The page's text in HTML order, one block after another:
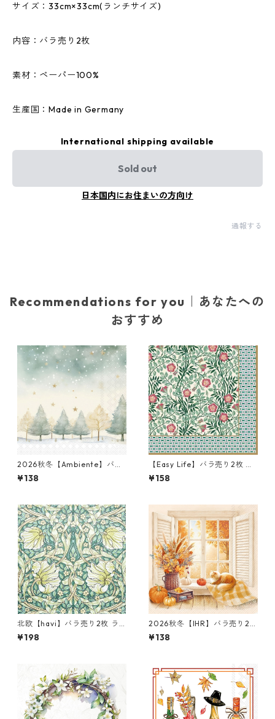
サイズ：33cm×33cm(ランチサイズ)
内容：バラ売り2枚
素材：ペーパー100%
生産国：Made in Germany
International shipping available
Sold out
日本国内にお住まいの方向け
通報する
Recommendations for you｜あなたへの
おすすめ
2026秋冬【Ambiente】バラ
売り2枚 ランチサイズ ペーパ
ーナプキン Starry Sky グリー
¥138
【Easy Life】バラ売り2枚 ラ
ンチサイズ ペーパーナプキン
Floral Fantasy グリーン
¥158
北欧【havi】バラ売り2枚 ラ
ンチサイズ ペーパーナプキン
Pimpernel グリーン William
¥198
2026秋冬【IHR】バラ売り2枚
ランチサイズ ペーパーナプキ
ン Cozy Fall View クリーム
¥138